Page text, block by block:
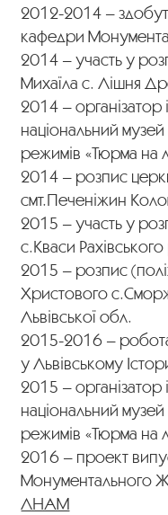
2012-2014 –
кафедри
2014 – участь у
Михаїла с. Лішня
2014 – організатор
національний
режимів «Тюрма на
2014 – розпис
смт.Печеніжин
2015 – участь у
с.Кваси
2015 – розпис
Христового
Львівської обл.
2015-2016 –
у Львівському
2015 – організатор
національний
режимів «Тюрма на
2016 – проект
Монументального
ЛНАМ